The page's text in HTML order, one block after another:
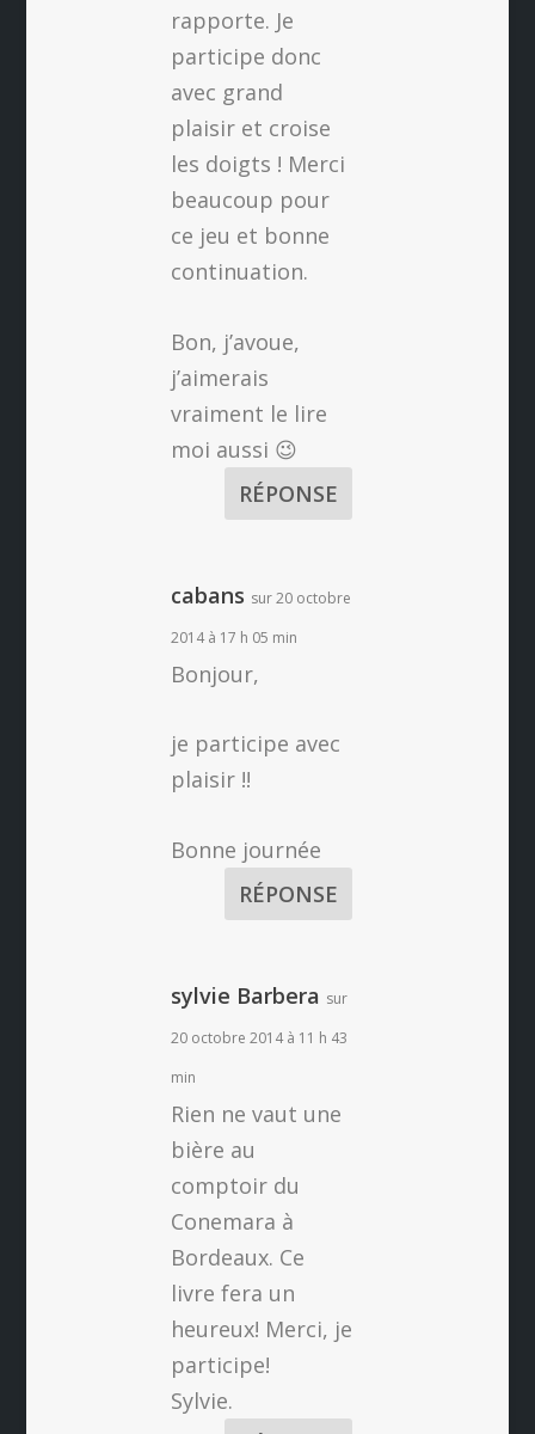
rapporte. Je
participe donc
avec grand
plaisir et croise
les doigts ! Merci
beaucoup pour
ce jeu et bonne
continuation.
Bon, j’avoue,
j’aimerais
vraiment le lire
moi aussi 😉
RÉPONSE
cabans sur 20 octobre
2014 à 17 h 05 min
Bonjour,
je participe avec
plaisir !!
Bonne journée
RÉPONSE
sylvie Barbera sur
20 octobre 2014 à 11 h 43
min
Rien ne vaut une
bière au
comptoir du
Conemara à
Bordeaux. Ce
livre fera un
heureux! Merci, je
participe!
Sylvie.